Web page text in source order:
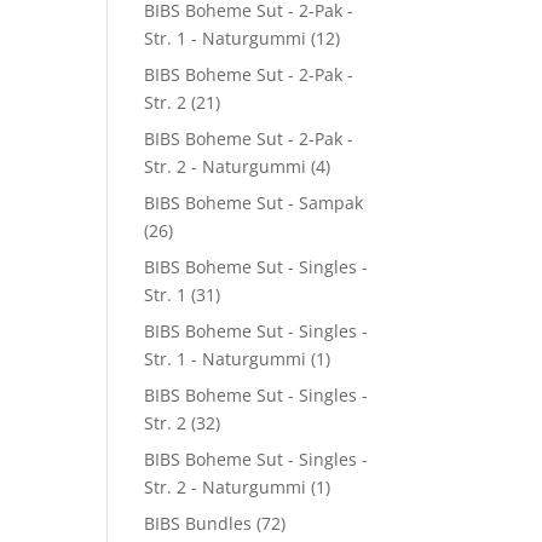
BIBS Boheme Sut - 2-Pak -
Str. 1 - Naturgummi (12)
BIBS Boheme Sut - 2-Pak -
Str. 2 (21)
BIBS Boheme Sut - 2-Pak -
Str. 2 - Naturgummi (4)
BIBS Boheme Sut - Sampak
(26)
BIBS Boheme Sut - Singles -
Str. 1 (31)
BIBS Boheme Sut - Singles -
Str. 1 - Naturgummi (1)
BIBS Boheme Sut - Singles -
Str. 2 (32)
BIBS Boheme Sut - Singles -
Str. 2 - Naturgummi (1)
BIBS Bundles (72)